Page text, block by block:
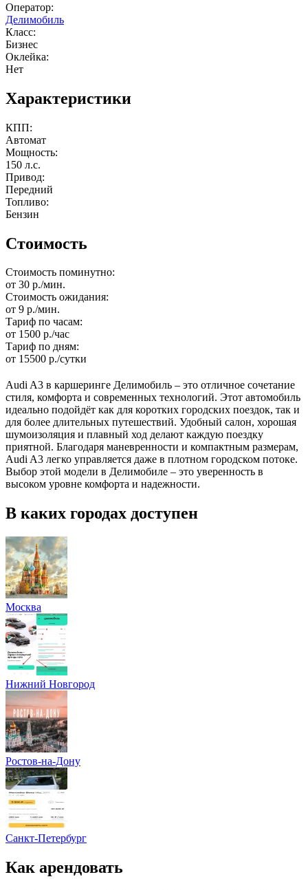
Оператор:
Делимобиль
Класс:
Бизнес
Оклейка:
Нет
Характеристики
КПП:
Автомат
Мощность:
150 л.с.
Привод:
Передний
Топливо:
Бензин
Стоимость
Стоимость поминутно:
от 30 р./мин.
Стоимость ожидания:
от 9 р./мин.
Тариф по часам:
от 1500 р./час
Тариф по дням:
от 15500 р./сутки
Audi A3 в каршеринге Делимобиль – это отличное сочетание
стиля, комфорта и современных технологий. Этот автомобиль
идеально подойдёт как для коротких городских поездок, так и
для более длительных путешествий. Удобный салон, хорошая
шумоизоляция и плавный ход делают каждую поездку
приятной. Благодаря маневренности и компактным размерам,
Audi A3 легко управляется даже в плотном городском потоке.
Выбор этой модели в Делимобиле – это уверенность в
высоком уровне комфорта и надежности.
В каких городах доступен
Москва
Нижний Новгород
Ростов-на-Дону
Санкт-Петербург
Как арендовать